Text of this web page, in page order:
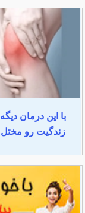
با این درمان
زندگیت رو مختل